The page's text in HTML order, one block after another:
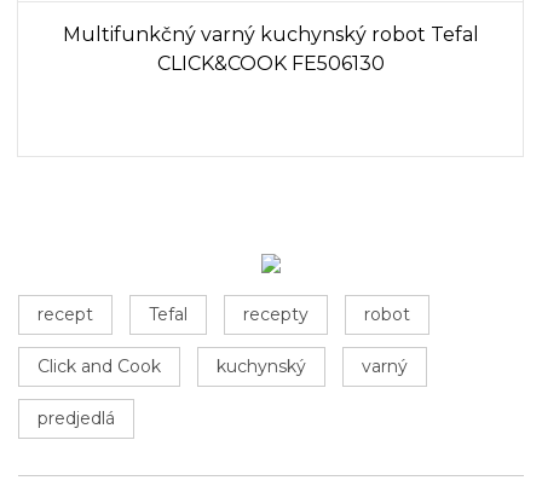
Multifunkčný varný kuchynský robot Tefal
CLICK&COOK FE506130
recept Tefal recepty robot
Click and Cook kuchynský varný
predjedlá